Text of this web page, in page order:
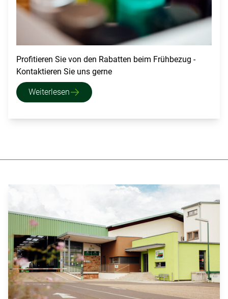
Profitieren Sie von den Rabatten beim Frühbezug -
Kontaktieren Sie uns gerne
Weiterlesen